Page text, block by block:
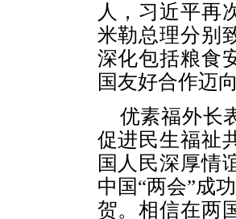
人，习近平再
米勒总理分别
深化包括粮食
国友好合作迈
优素福外长
促进民生福祉
国人民深厚情
中国“两会”成
贺。相信在两